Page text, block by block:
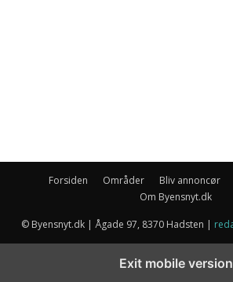
Forsiden Områder Bliv annoncør
Om Byensnyt.dk
© Byensnyt.dk | Ågade 97, 8370 Hadsten |
Exit mobile version